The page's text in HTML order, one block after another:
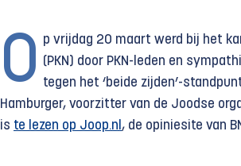
O p vrijdag 20 maart werd bij het
(PKN) door PKN-leden en
tegen het ‘beide zijden’-
Hamburger, voorzitter van de Joodse
is te lezen op Joop.nl , de opiniesite van